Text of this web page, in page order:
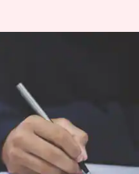
में फेल हुए छात्र
के लिए